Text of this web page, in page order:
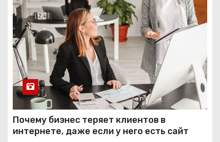
Почему бизнес теряет клиентов в
интернете, даже если у него есть сайт